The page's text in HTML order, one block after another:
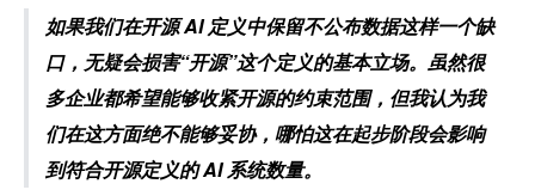
如果我们在开源 AI 定义中保留不公布数据这样一个缺
口，无疑会损害“开源”这个定义的基本立场。虽然很
多企业都希望能够收紧开源的约束范围，但我认为我
们在这方面绝不能够妥协，哪怕这在起步阶段会影响
到符合开源定义的 AI 系统数量。